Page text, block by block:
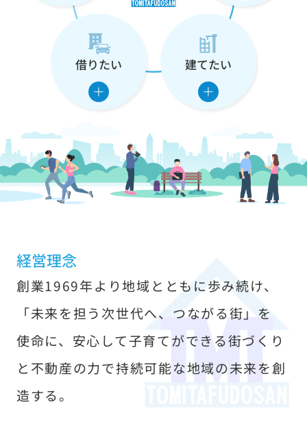
え
ま
す
借りたい 建てたい
経営理念
創業1969年より地域とともに歩み続け、
「未来を担う次世代へ、つながる街」を
使命に、安心して子育てができる街づくり
と不動産の力で持続可能な地域の未来を創
造する。